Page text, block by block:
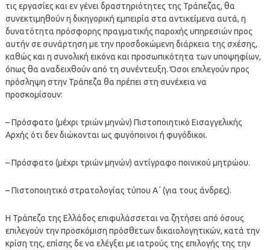
τις εργασίες και εν γένει δραστηριότητες της Τράπεζας, θα
συνεκτιμηθούν η δικηγορική εμπειρία στα αντικείμενα αυτά, η
δυνατότητα πρόσφορης πραγματικής παροχής υπηρεσιών προς
αυτήν σε συνάρτηση με την προσδοκώμενη διάρκεια της σχέσης,
καθώς και η συνολική εικόνα και προσωπικότητα των υποψηφίων,
όπως θα αναδειχθούν από τη συνέντευξη. Όσοι επιλεγούν προς
πρόσληψη στην Τράπεζα θα πρέπει στη συνέχεια να
προσκομίσουν:
– Πρόσφατο (μέχρι τριών μηνών) Πιστοποιητικό Εισαγγελικής
Αρχής ότι δεν διώκονται ως φυγόποινοι ή φυγόδικοι.
– Πρόσφατο (μέχρι τριών μηνών) αντίγραφο ποινικού μητρώου.
– Πιστοποιητικό στρατολογίας τύπου Α΄ (για τους άνδρες).
Η Τράπεζα της Ελλάδος επιφυλάσσεται να ζητήσει από όσους
επιλεγούν την προσκόμιση πρόσθετων δικαιολογητικών, κατά την
κρίση της, επίσης δε να ελέγξει με ιατρούς της επιλογής της την